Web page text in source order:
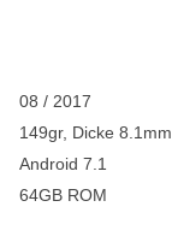
08 / 2017
149gr, Dicke 8.1mm
Android 7.1
64GB ROM